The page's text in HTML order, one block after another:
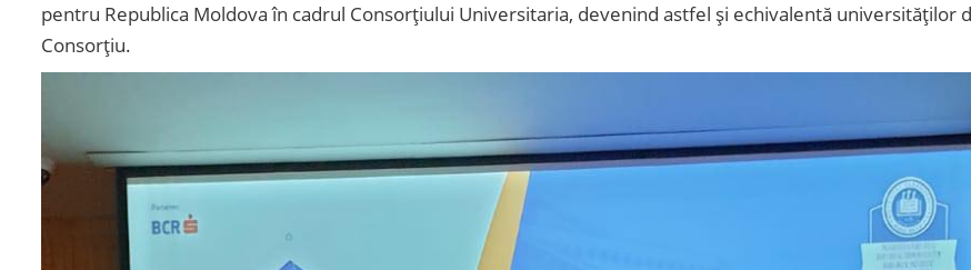
pentru Republica Moldova în cadrul Consorțiului Universitaria, devenind astfel și echivalentă universităților
Consorțiu.